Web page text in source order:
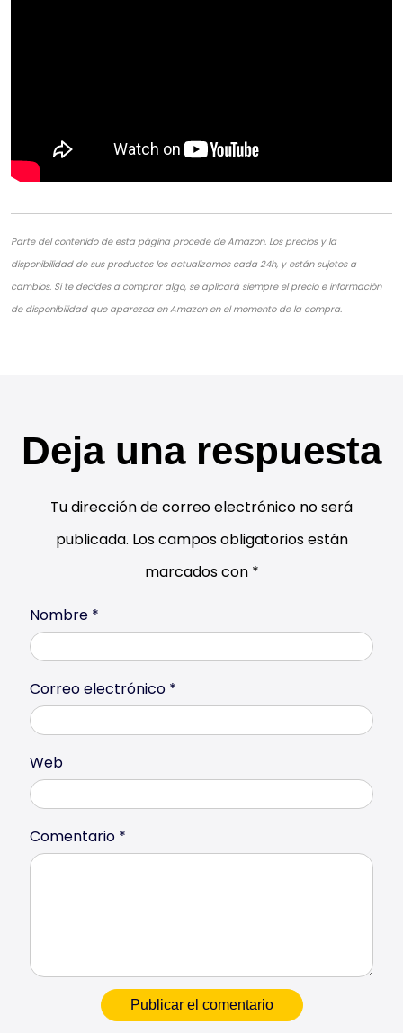
Parte del contenido de esta página procede de Amazon. Los precios y la
disponibilidad de sus productos los actualizamos cada 24h, y están sujetos a
cambios. Si te decides a comprar algo, se aplicará siempre el precio e información
de disponibilidad que aparezca en Amazon en el momento de la compra.
Deja una respuesta
Tu dirección de correo electrónico no será
publicada. Los campos obligatorios están
marcados con *
Comentario *
Nombre *
Correo electrónico *
Web